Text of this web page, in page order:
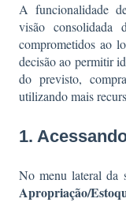
A funcionalidade
visão consolidada
comprometidos ao
decisão ao permitir
do previsto,
utilizando mais
1.
No menu lateral da
Apropriação/